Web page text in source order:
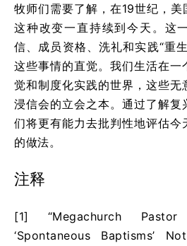
牧师们需要了解，在19世纪，美
这种改变一直持续到今天。这
信、成员资格、洗礼和实践“重
这些事情的直觉。我们生活在一
觉和制度化实践的世界，这些无
浸信会的立会之本。通过了解复
们将更有能力去批判性地评估今
的做法。
注释
[1] “Megachurch Pastor
‘Spontaneous Baptisms’